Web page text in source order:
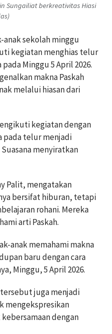
Sungailiat berkreativitas Hiasi
anak sekolah minggu
kegiatan menghias telur
Minggu 5 April 2026.
makna Paskah
melalui hiasan dari
kegiatan dengan
pada telur menjadi
menyiratkan
Palit, mengatakan
bersifat hiburan, tetapi
rohani. Mereka
arti Paskah.
anak memahami makna
baru dengan cara
Minggu, 5 April 2026.
juga menjadi
mengekspresikan
dengan